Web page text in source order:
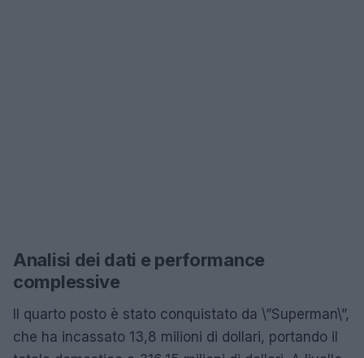
Analisi dei dati e performance
complessive
Il quarto posto è stato conquistato da \”Superman\”,
che ha incassato 13,8 milioni di dollari, portando il